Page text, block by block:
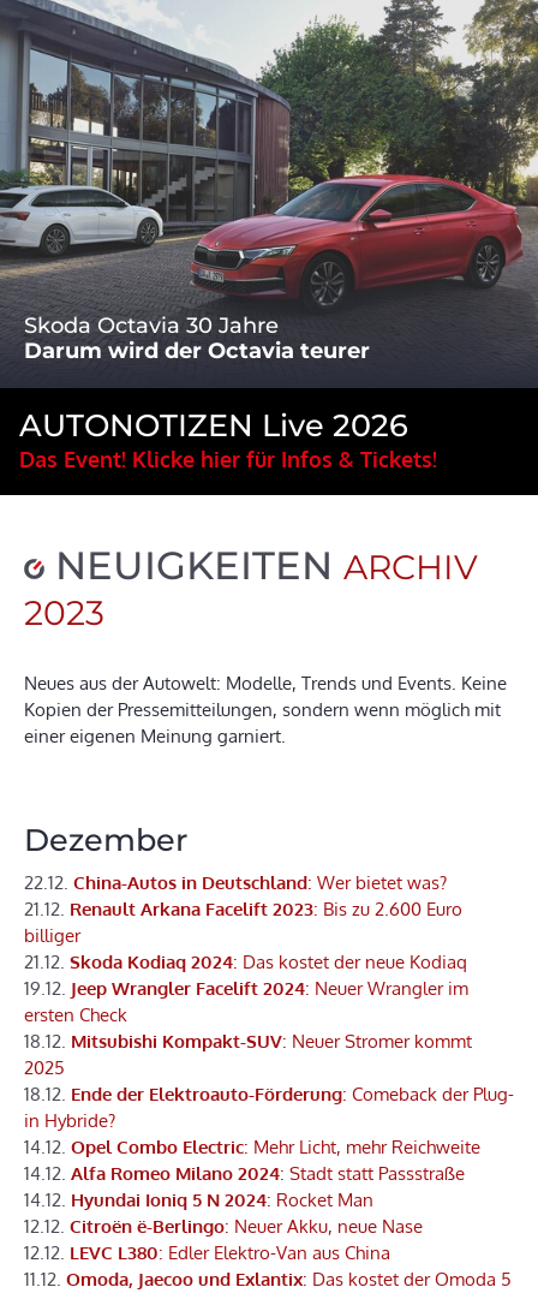
Skoda Octavia 30 Jahre
Darum wird der Octavia teurer
AUTONOTIZEN Live 2026
Das Event! Klicke hier für Infos & Tickets!
NEUIGKEITEN ARCHIV
2023
Neues aus der Autowelt: Modelle, Trends und Events. Keine
Kopien der Pressemitteilungen, sondern wenn möglich mit
einer eigenen Meinung garniert.
Dezember
22.12. China-Autos in Deutschland: Wer bietet was?
21.12. Renault Arkana Facelift 2023: Bis zu 2.600 Euro
billiger
21.12. Skoda Kodiaq 2024: Das kostet der neue Kodiaq
19.12. Jeep Wrangler Facelift 2024: Neuer Wrangler im
ersten Check
18.12. Mitsubishi Kompakt-SUV: Neuer Stromer kommt
2025
18.12. Ende der Elektroauto-Förderung: Comeback der Plug-
in Hybride?
14.12. Opel Combo Electric: Mehr Licht, mehr Reichweite
14.12. Alfa Romeo Milano 2024: Stadt statt Passstraße
14.12. Hyundai Ioniq 5 N 2024: Rocket Man
12.12. Citroën ë-Berlingo: Neuer Akku, neue Nase
12.12. LEVC L380: Edler Elektro-Van aus China
11.12. Omoda, Jaecoo und Exlantix: Das kostet der Omoda 5